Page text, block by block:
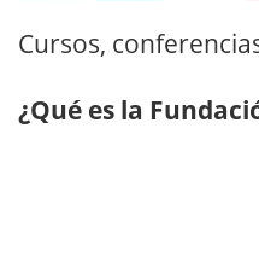
Cursos,
¿Qué es la